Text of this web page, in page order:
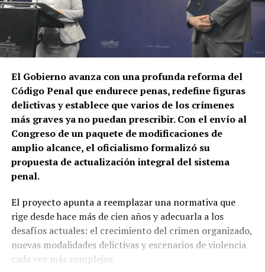
El Gobierno avanza con una profunda reforma del
Código Penal que endurece penas, redefine figuras
delictivas y establece que varios de los crímenes
más graves ya no puedan prescribir. Con el envío al
Congreso de un paquete de modificaciones de
amplio alcance, el oficialismo formalizó su
propuesta de actualización integral del sistema
penal.
El proyecto apunta a reemplazar una normativa que
rige desde hace más de cien años y adecuarla a los
desafíos actuales: el crecimiento del crimen organizado,
nuevas modalidades delictivas y escenarios de violencia
cada vez más complejos.